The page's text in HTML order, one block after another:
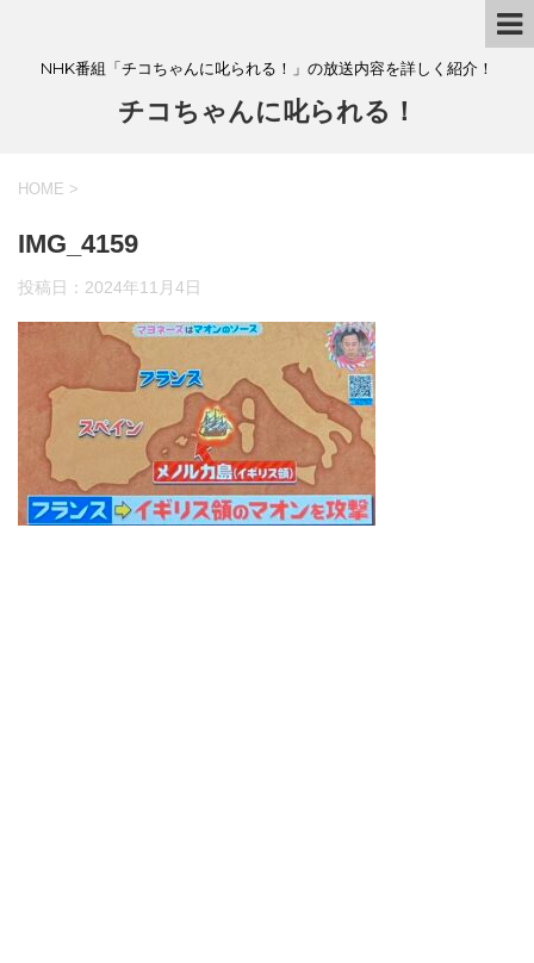
NHK番組「チコちゃんに叱られる！」の放送内容を詳しく紹介！
チコちゃんに叱られる！
HOME >
IMG_4159
投稿日： 2024年11月4日